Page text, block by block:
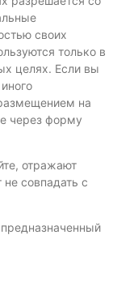
своих
только в
целях. Если вы
на
через форму
отражают
совпадать с